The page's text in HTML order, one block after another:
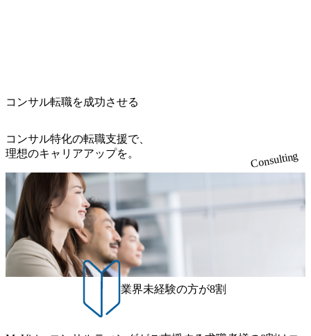
コンサル転職を成功させる
コンサル特化の転職支援で、
理想のキャリアアップを。
Consulting
業界未経験の方が8割